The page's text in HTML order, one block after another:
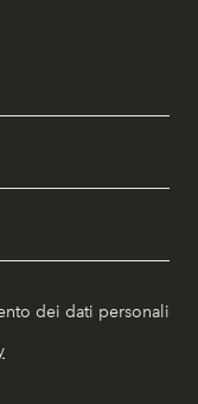
dei dati personali